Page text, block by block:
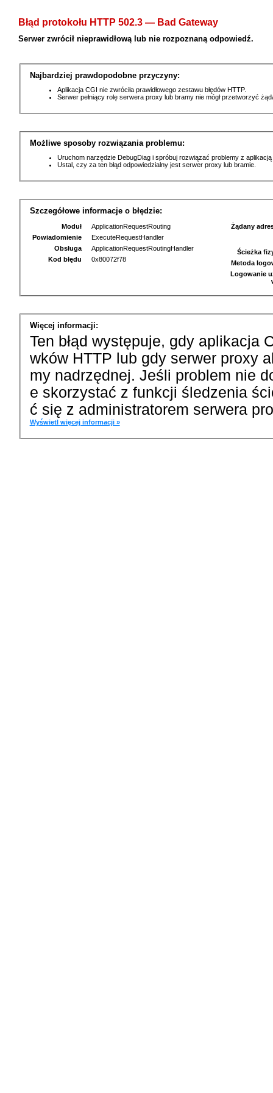
Błąd protokołu HTTP 502.3 — Bad Gateway
Serwer zwrócił nieprawidłową lub nie rozpoznaną odpowiedź.
Najbardziej prawdopodobne przyczyny:
Aplikacja CGI nie zwróciła prawidłowego zestawu błędów HTTP.
Serwer pełniący rolę serwera proxy lub bramy nie mógł przetworzyć
Możliwe sposoby rozwiązania problemu:
Uruchom narzędzie DebugDiag i spróbuj rozwiązać problemy z
Ustal, czy za ten błąd odpowiedzialny jest serwer proxy lub bramie.
Szczegółowe informacje o błędzie:
Moduł
ApplicationRequestRouting
Powiadomienie
ExecuteRequestHandler
Obsługa
ApplicationRequestRoutingHandler
Kod błędu
0x80072f78
Żądany
Ścieżka
Metoda
Logowanie
Więcej informacji:
Ten błąd występuje, gdy aplikacja
wków HTTP lub gdy serwer proxy
my nadrzędnej. Jeśli problem nie
e skorzystać z funkcji śledzenia
ć się z administratorem serwera
Wyświetl więcej informacji »